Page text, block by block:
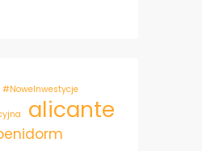
#NoweInwestycje
alicante